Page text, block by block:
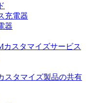
充電器
器
カスタマイズサービス
スタマイズ製品の共有